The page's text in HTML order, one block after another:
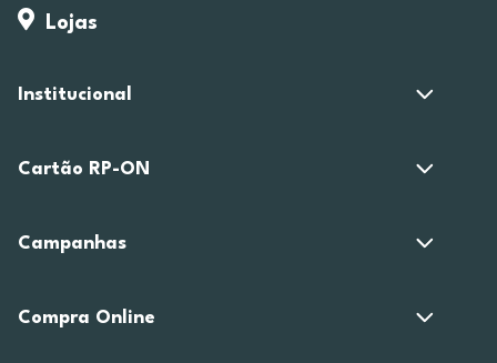
Lojas
Institucional
Cartão RP-ON
Campanhas
Compra Online